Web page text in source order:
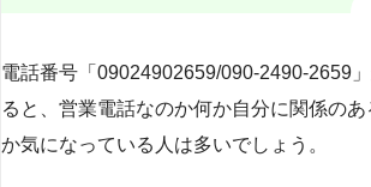
電話番号「09024902659/090-2490-2659
ると、営業電話なのか何か自分に関係の
か気になっている人は多いでしょう。